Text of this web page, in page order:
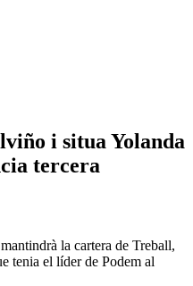
i situa Yolanda
tercera
la cartera de Treball,
tenia el líder de Podem al